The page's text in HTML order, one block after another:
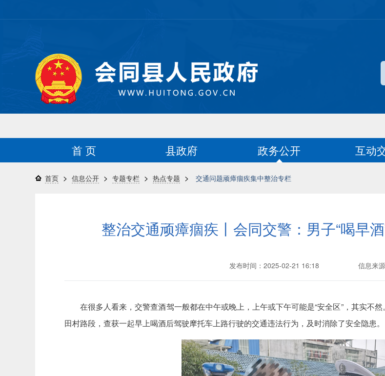
首 页 县政府 政务公开 互动
首页 > 信息公开 > 专题专栏 > 热点专题 > 交通问题顽瘴痼疾集中整治专栏
整治交通顽瘴痼疾丨会同交警：男子“喝早
发布时间：2025-02-21 16:18 信息来
在很多人看来，交警查酒驾一般都在中午或晚上，上午或下午可能是“安全区”，其实不
田村路段，查获一起早上喝酒后驾驶摩托车上路行驶的交通违法行为，及时消除了安全隐患。